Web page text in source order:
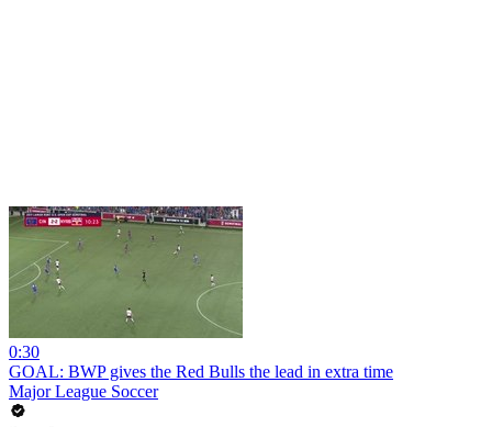
0:30
GOAL: BWP gives the Red Bulls the lead in extra time
Major League Soccer